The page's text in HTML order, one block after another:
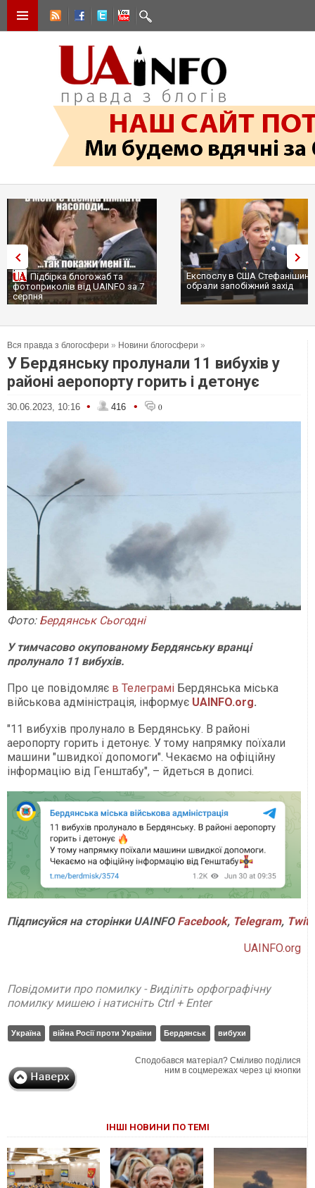
Підбірка блогожаб та
фотоприколів від UAINFO за 7
серпня
Експослу в США
обрали запобіжний захід
Вся правда з блогосфери » Новини блогосфери »
У Бердянську пролунали 11 вибухів у
районі аеропорту горить і детонує
30.06.2023, 10:16 • 416 • 0
Фото: Бердянськ Сьогодні
У тимчасово окупованому Бердянську вранці
пролунало 11 вибухів.
Про це повідомляє в Телеграмі Бердянська міська
військова адміністрація, інформує UAINFO.org.
"11 вибухів пролунало в Бердянську. В районі
аеропорту горить і детонує. У тому напрямку поїхали
машини "швидкої допомоги". Чекаємо на офіційну
інформацію від Генштабу", – йдеться в дописі.
Підписуйся на сторінки UAINFO Facebook, Telegram,
UAINFO.org
Повідомити про помилку - Виділіть орфографічну
помилку мишею і натисніть Ctrl + Enter
Україна війна Росії проти України Бердянськ вибухи
Сподобався матеріал? Сміливо поділися
ним в соцмережах через ці кнопки
ІНШІ НОВИНИ ПО ТЕМІ